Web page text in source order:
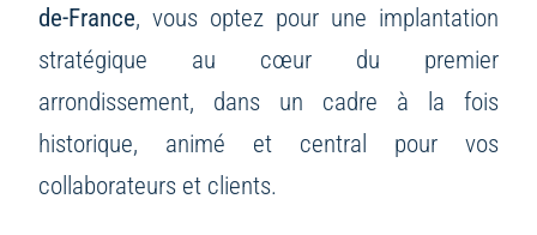
de-France, vous optez pour une implantation
stratégique au cœur du premier
arrondissement, dans un cadre à la fois
historique, animé et central pour vos
collaborateurs et clients.